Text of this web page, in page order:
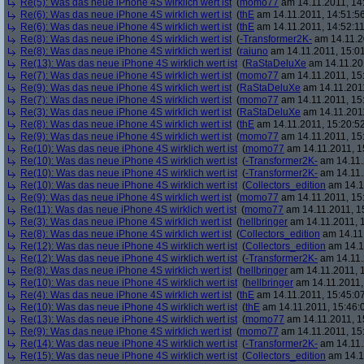
Re(5): Was das neue iPhone 4S wirklich wert ist (momo77 am 14.11.2011,
Re(6): Was das neue iPhone 4S wirklich wert ist (thE am 14.11.2011,
Re(6): Was das neue iPhone 4S wirklich wert ist (thE am 14.11.2011,
Re(8): Was das neue iPhone 4S wirklich wert ist (-Transformer2K- am
Re(8): Was das neue iPhone 4S wirklich wert ist (raiuno am 14.11.2011,
Re(13): Was das neue iPhone 4S wirklich wert ist (RaStaDeluXe am
Re(7): Was das neue iPhone 4S wirklich wert ist (momo77 am 14.11.2011,
Re(9): Was das neue iPhone 4S wirklich wert ist (RaStaDeluXe am
Re(7): Was das neue iPhone 4S wirklich wert ist (momo77 am 14.11.2011,
Re(3): Was das neue iPhone 4S wirklich wert ist (RaStaDeluXe am
Re(8): Was das neue iPhone 4S wirklich wert ist (thE am 14.11.2011,
Re(9): Was das neue iPhone 4S wirklich wert ist (momo77 am 14.11.2011,
Re(10): Was das neue iPhone 4S wirklich wert ist (momo77 am 14.11.2011,
Re(10): Was das neue iPhone 4S wirklich wert ist (-Transformer2K- am
Re(10): Was das neue iPhone 4S wirklich wert ist (-Transformer2K- am
Re(10): Was das neue iPhone 4S wirklich wert ist (Collectors_edition am
Re(9): Was das neue iPhone 4S wirklich wert ist (momo77 am 14.11.2011,
Re(11): Was das neue iPhone 4S wirklich wert ist (momo77 am 14.11.2011,
Re(3): Was das neue iPhone 4S wirklich wert ist (hellbringer am 14.11.2011,
Re(8): Was das neue iPhone 4S wirklich wert ist (Collectors_edition am
Re(12): Was das neue iPhone 4S wirklich wert ist (Collectors_edition am
Re(12): Was das neue iPhone 4S wirklich wert ist (-Transformer2K- am
Re(8): Was das neue iPhone 4S wirklich wert ist (hellbringer am 14.11.2011,
Re(10): Was das neue iPhone 4S wirklich wert ist (hellbringer am
Re(4): Was das neue iPhone 4S wirklich wert ist (thE am 14.11.2011,
Re(10): Was das neue iPhone 4S wirklich wert ist (thE am 14.11.2011,
Re(13): Was das neue iPhone 4S wirklich wert ist (momo77 am 14.11.2011,
Re(9): Was das neue iPhone 4S wirklich wert ist (momo77 am 14.11.2011,
Re(14): Was das neue iPhone 4S wirklich wert ist (-Transformer2K- am
Re(15): Was das neue iPhone 4S wirklich wert ist (Collectors_edition am